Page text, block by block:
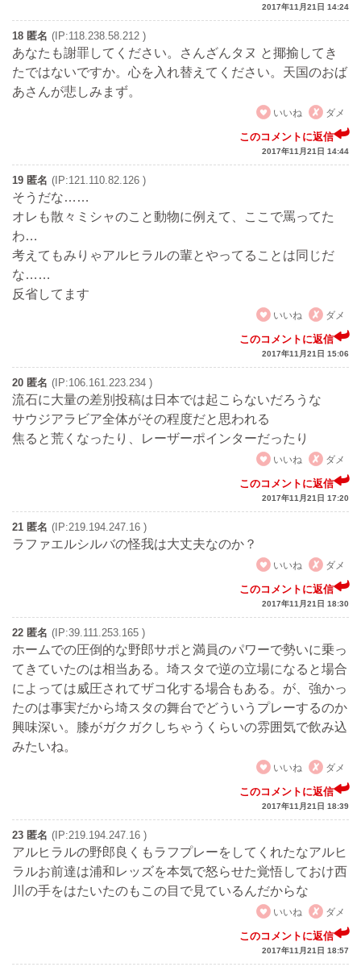
2017年11月21日 14:24
18 匿名 (IP:118.238.58.212 )
あなたも謝罪してください。さんざんタヌ と揶揄してき
たではないですか。心を入れ替えてください。天国のおば
あさんが悲しみまず。
いいね
ダメ
このコメントに返信
2017年11月21日 14:44
19 匿名 (IP:121.110.82.126 )
そうだな……
オレも散々ミシャのこと動物に例えて、ここで罵ってた
わ…
考えてもみりゃアルヒラルの輩とやってることは同じだ
な……
反省してます
いいね
ダメ
このコメントに返信
2017年11月21日 15:06
20 匿名 (IP:106.161.223.234 )
流石に大量の差別投稿は日本では起こらないだろうな
サウジアラビア全体がその程度だと思われる
焦ると荒くなったり、レーザーポインターだったり
いいね
ダメ
このコメントに返信
2017年11月21日 17:20
21 匿名 (IP:219.194.247.16 )
ラファエルシルバの怪我は大丈夫なのか？
いいね
ダメ
このコメントに返信
2017年11月21日 18:30
22 匿名 (IP:39.111.253.165 )
ホームでの圧倒的な野郎サポと満員のパワーで勢いに乗っ
てきていたのは相当ある。埼スタで逆の立場になると場合
によっては威圧されてザコ化する場合もある。が、強かっ
たのは事実だから埼スタの舞台でどういうプレーするのか
興味深い。膝がガクガクしちゃうくらいの雰囲気で飲み込
みたいね。
いいね
ダメ
このコメントに返信
2017年11月21日 18:39
23 匿名 (IP:219.194.247.16 )
アルヒラルの野郎良くもラフプレーをしてくれたなアルヒ
ラルお前達は浦和レッズを本気で怒らせた覚悟しておけ西
川の手をはたいたのもこの目で見ているんだからな
いいね
ダメ
このコメントに返信
2017年11月21日 18:57